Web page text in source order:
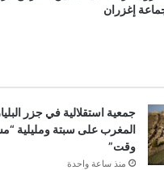
إغزران
جمعية استقلالية في جزر
المغرب على سبتة ومليلية
وقت”
منذ ساعة واحدة